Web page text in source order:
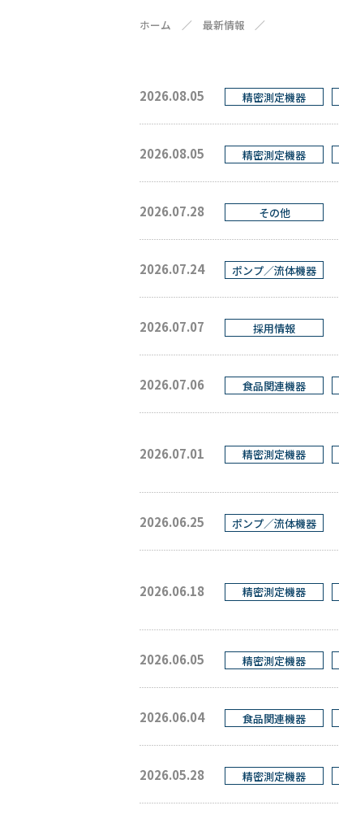
ホーム ／ 最新情報 ／
2026.08.05 精密測定機器
2026.08.05 精密測定機器
2026.07.28 その他
2026.07.24 ポンプ／流体機器
2026.07.07 採用情報
2026.07.06 食品関連機器
2026.07.01 精密測定機器
2026.06.25 ポンプ／流体機器
2026.06.18 精密測定機器
2026.06.05 精密測定機器
2026.06.04 食品関連機器
2026.05.28 精密測定機器